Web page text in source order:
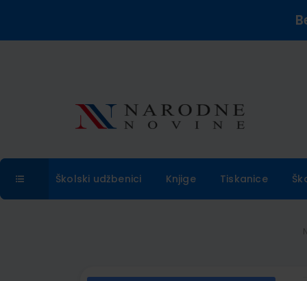
Školski udžbenici Knjige Tiskanice